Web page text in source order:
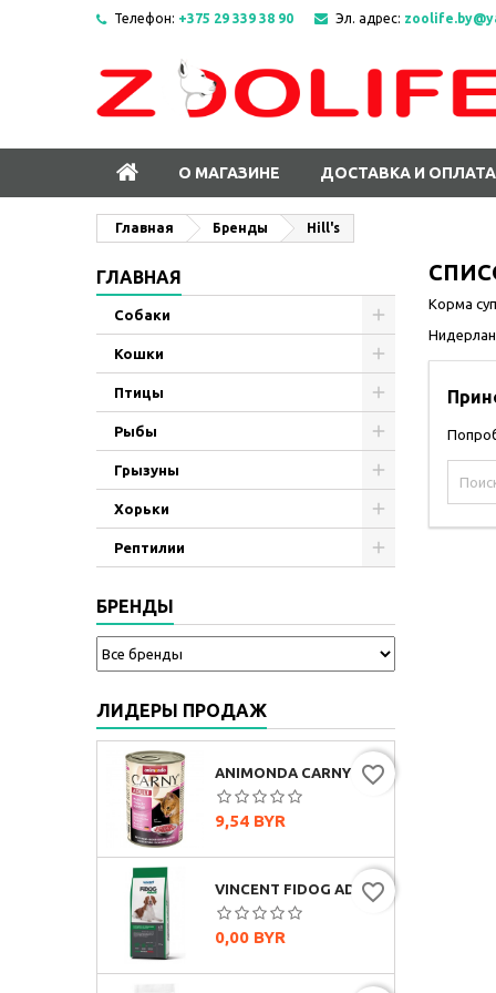
Телефон: +375 29 339 38 90 Эл. адрес:
О МАГАЗИНЕ ДОСТАВКА И ОПЛАТА
Главная Бренды Hill's
ГЛАВНАЯ
Собаки
Кошки
Птицы
Рыбы
Грызуны
Хорьки
Рептилии
БРЕНДЫ
ЛИДЕРЫ ПРОДАЖ
ANIMONDA CARNY ADULT МУЛЬТИМЯСНОЙ КОКТЕЙЛЬ, 400Г
Цена
9,54 BYR
favorite_border
VINCENT FIDOG ADULT (ГОВЯДИНА)
Цена
0,00 BYR
favorite_border
Корма